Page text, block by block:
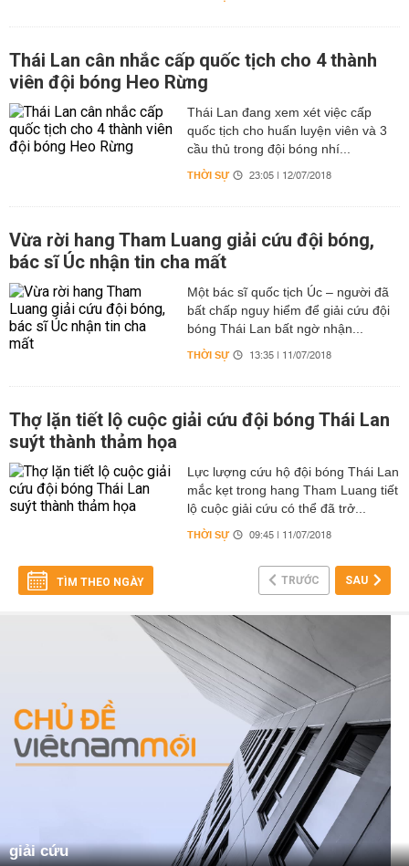
Thái Lan cân nhắc cấp quốc tịch cho 4 thành
viên đội bóng Heo Rừng
Thái Lan đang xem xét việc cấp
quốc tịch cho huấn luyện viên và 3
cầu thủ trong đội bóng nhí...
THỜI SỰ 23:05 | 12/07/2018
Vừa rời hang Tham Luang giải cứu đội bóng,
bác sĩ Úc nhận tin cha mất
Một bác sĩ quốc tịch Úc – người đã
bất chấp nguy hiểm để giải cứu đội
bóng Thái Lan bất ngờ nhận...
THỜI SỰ 13:35 | 11/07/2018
Thợ lặn tiết lộ cuộc giải cứu đội bóng Thái Lan
suýt thành thảm họa
Lực lượng cứu hộ đội bóng Thái Lan
mắc kẹt trong hang Tham Luang tiết
lộ cuộc giải cứu có thể đã trở...
THỜI SỰ 09:45 | 11/07/2018
TÌM THEO NGÀY TRƯỚC SAU
giải cứu